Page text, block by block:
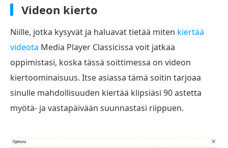
Videon kierto
Niille, jotka kysyvät ja haluavat tietää miten kiertää
videota Media Player Classicissa voit jatkaa
oppimistasi, koska tässä soittimessa on videon
kiertoominaisuus. Itse asiassa tämä soitin tarjoaa
sinulle mahdollisuuden kiertää klipsiäsi 90 astetta
myötä- ja vastapäivään suunnastasi riippuen.